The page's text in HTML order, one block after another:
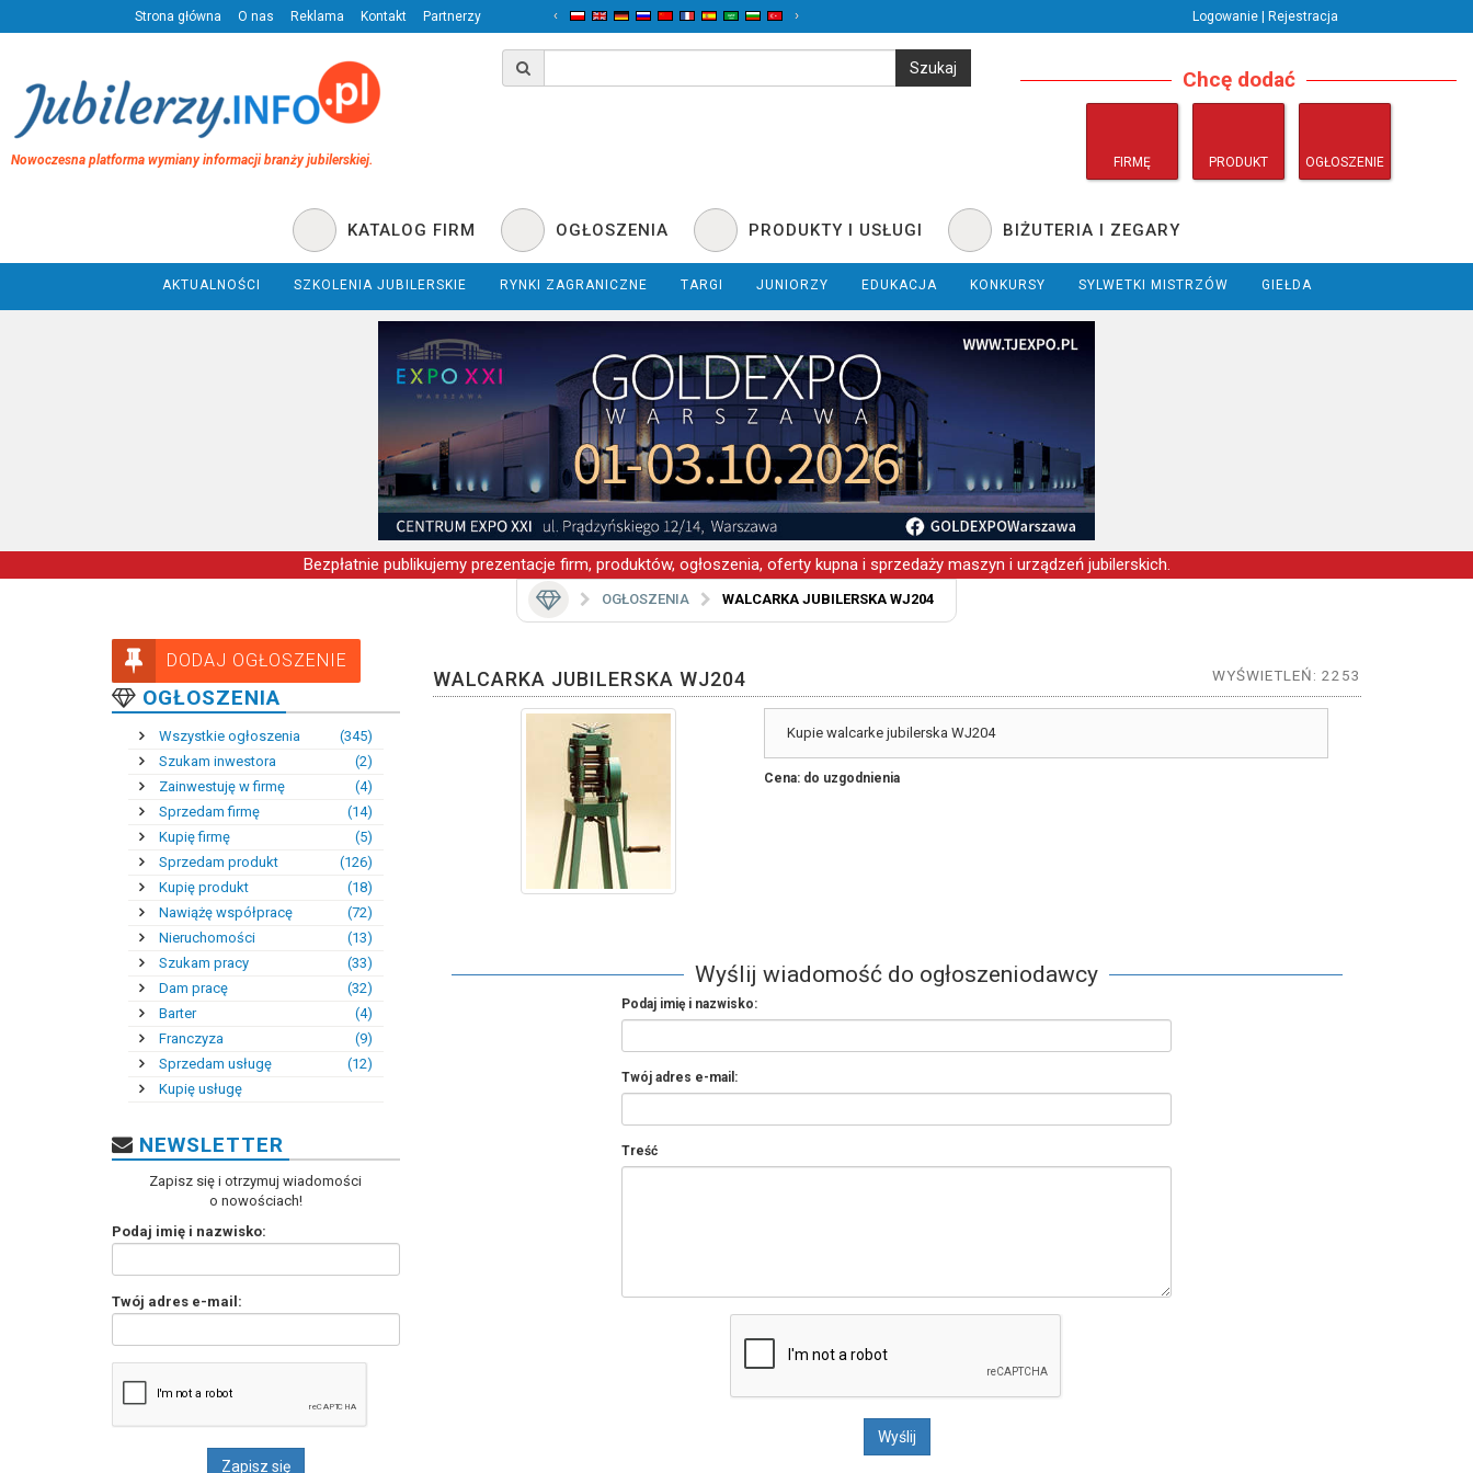
Strona główna O nas Reklama Kontakt Partnerzy ‹ › Logowanie | Rejestracja
Nowoczesna platforma wymiany informacji branży jubilerskiej.
Chcę dodać
FIRMĘ PRODUKT OGŁOSZENIE
KATALOG FIRM OGŁOSZENIA PRODUKTY I USŁUGI BIŻUTERIA I ZEGARY
AKTUALNOŚCI SZKOLENIA JUBILERSKIE RYNKI ZAGRANICZNE TARGI JUNIORZY EDUKACJA KONKURSY SYLWETKI MISTRZÓW GIEŁDA
Bezpłatnie publikujemy prezentacje firm, produktów, ogłoszenia, oferty kupna i sprzedaży maszyn i urządzeń jubilerskich.
OGŁOSZENIA WALCARKA JUBILERSKA WJ204
DODAJ OGŁOSZENIE
OGŁOSZENIA
Wszystkie ogłoszenia
(345)
Szukam inwestora
(2)
Zainwestuję w firmę
(4)
Sprzedam firmę
(14)
Kupię firmę
(5)
Sprzedam produkt
(126)
Kupię produkt
(18)
Nawiążę współpracę
(72)
Nieruchomości
(13)
Szukam pracy
(33)
Dam pracę
(32)
Barter
(4)
Franczyza
(9)
Sprzedam usługę
(12)
Kupię usługę
NEWSLETTER
Zapisz się i otrzymuj wiadomości
o nowościach!
Podaj imię i nazwisko:
Twój adres e-mail:
WALCARKA JUBILERSKA WJ204 WYŚWIETLEŃ: 2253
Kupie walcarke jubilerska WJ204
Cena: do uzgodnienia
Wyślij wiadomość do ogłoszeniodawcy
Podaj imię i nazwisko:
Twój adres e-mail:
Treść